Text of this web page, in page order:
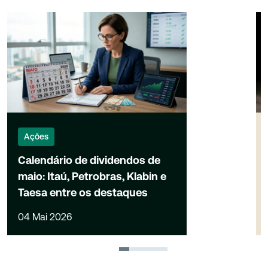
Ações
Calendário de dividendos de
maio: Itaú, Petrobras, Klabin e
Taesa entre os destaques
04 Mai 2026
1 2 3 4